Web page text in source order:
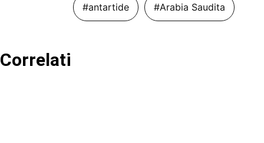
#antartide #Arabia Saudita
Correlati